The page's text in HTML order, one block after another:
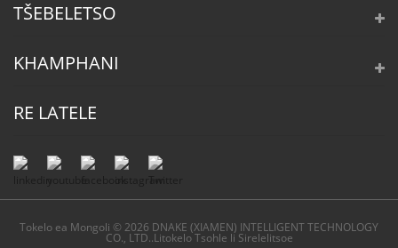
TŠEBELETSO
KHAMPHANI
RE LATELE
Tokelo ea Mongoli © 2026 DNAKE (XIAMEN) INTELLIGENT TECHNOLOGY
CO., LTD..Litokelo Tsohle li Sirelelitsoe